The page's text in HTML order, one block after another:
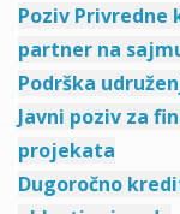
Poziv Privredne
partner na
Podrška
Javni poziv za
projekata
Dugoročno